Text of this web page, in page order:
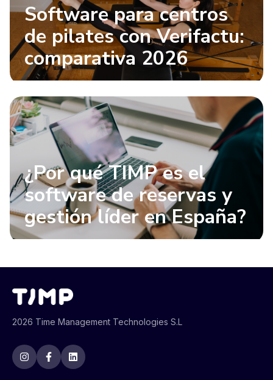
Software para centros
de pilates con Verifactu:
comparativa 2026
¿Por qué TIMP es el
software de reservas y
gestión líder en España?
2026 Time Management Technologies S.L